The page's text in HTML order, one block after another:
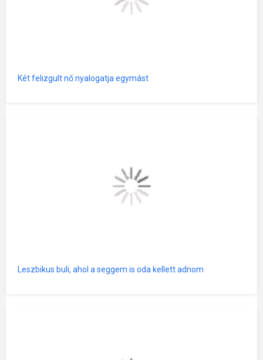
Két felizgult nő nyalogatja egymást
Leszbikus buli, ahol a seggem is oda kellett adnom